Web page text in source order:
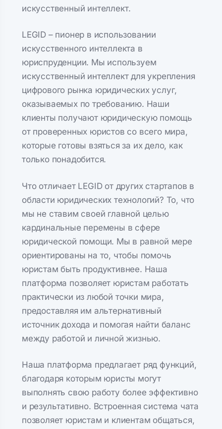
искусственный интеллект.
LEGID – пионер в использовании
искусственного интеллекта в
юриспруденции. Мы используем
искусственный интеллект для укрепления
цифрового рынка юридических услуг,
оказываемых по требованию. Наши
клиенты получают юридическую помощь
от проверенных юристов со всего мира,
которые готовы взяться за их дело, как
только понадобится.
Что отличает LEGID от других стартапов в
области юридических технологий? То, что
мы не ставим своей главной целью
кардинальные перемены в сфере
юридической помощи. Мы в равной мере
ориентированы на то, чтобы помочь
юристам быть продуктивнее. Наша
платформа позволяет юристам работать
практически из любой точки мира,
предоставляя им альтернативный
источник дохода и помогая найти баланс
между работой и личной жизнью.
Наша платформа предлагает ряд функций,
благодаря которым юристы могут
выполнять свою работу более эффективно
и результативно. Встроенная система чата
позволяет юристам и клиентам общаться,